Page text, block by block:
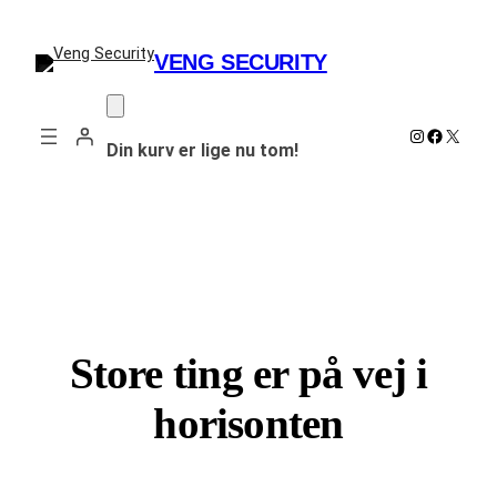
VENG SECURITY
Din kurv er lige nu tom!
Instagram
X
Store ting er på vej i
horisonten